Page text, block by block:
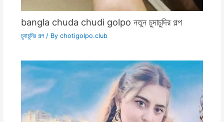
bangla chuda chudi golpo নতুন চুদাচুদির গল্প
চুদাচুদির গল্প/ By chotigolpo.club